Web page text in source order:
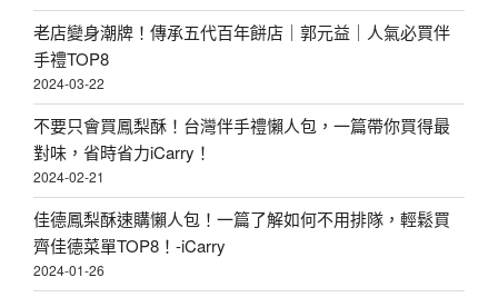
老店變身潮牌！傳承五代百年餅店｜郭元益｜人氣必買伴
手禮TOP8
2024-03-22
不要只會買鳳梨酥！台灣伴手禮懶人包，一篇帶你買得最
對味，省時省力iCarry！
2024-02-21
佳德鳳梨酥速購懶人包！一篇了解如何不用排隊，輕鬆買
齊佳德菜單TOP8！-iCarry
2024-01-26